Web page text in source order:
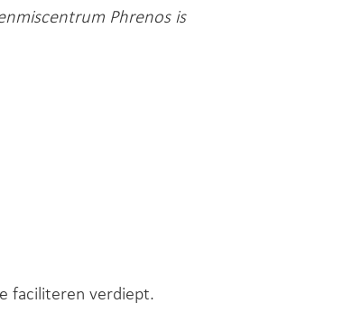
Phrenos is
faciliteren verdiept.